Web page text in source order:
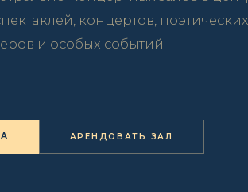
концертов, поэтических
и особых событий
АРЕНДОВАТЬ ЗАЛ